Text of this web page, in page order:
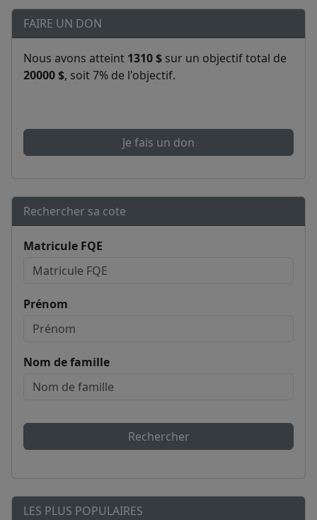
FAIRE UN DON
Nous avons atteint 1310 $ sur un objectif total de
20000 $, soit 7% de l'objectif.
Je fais un don
Rechercher sa cote
Matricule FQE
Prénom
Nom de famille
Rechercher
LES PLUS POPULAIRES